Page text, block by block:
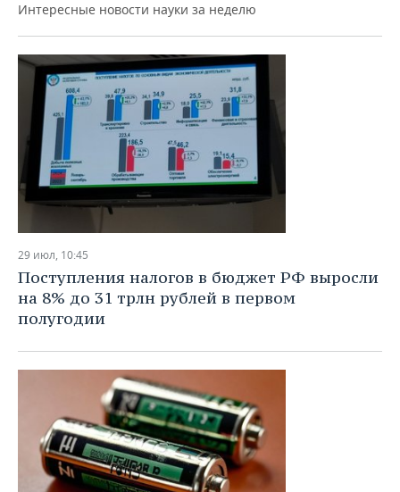
Интересные новости науки за неделю
29 июл, 10:45
Поступления налогов в бюджет РФ выросли
на 8% до 31 трлн рублей в первом
полугодии